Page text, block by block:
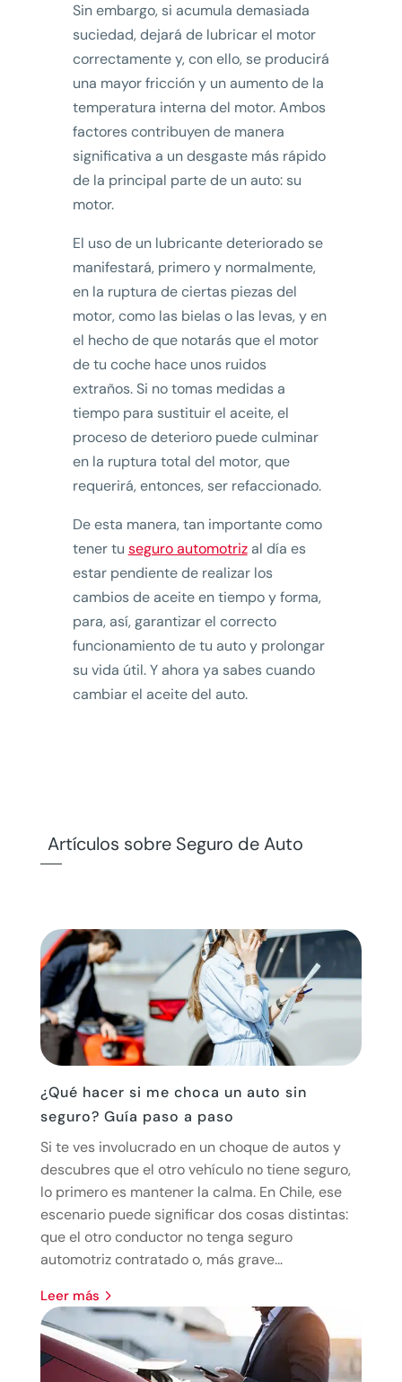
Sin embargo, si acumula demasiada
suciedad, dejará de lubricar el motor
correctamente y, con ello, se producirá
una mayor fricción y un aumento de la
temperatura interna del motor. Ambos
factores contribuyen de manera
significativa a un desgaste más rápido
de la principal parte de un auto: su
motor.
El uso de un lubricante deteriorado se
manifestará, primero y normalmente,
en la ruptura de ciertas piezas del
motor, como las bielas o las levas, y en
el hecho de que notarás que el motor
de tu coche hace unos ruidos
extraños. Si no tomas medidas a
tiempo para sustituir el aceite, el
proceso de deterioro puede culminar
en la ruptura total del motor, que
requerirá, entonces, ser refaccionado.
De esta manera, tan importante como
tener tu seguro automotrizal día es
estar pendiente de realizar los
cambios de aceite en tiempo y forma,
para, así, garantizar el correcto
funcionamiento de tu auto y prolongar
su vida útil. Y ahora ya sabes cuando
cambiar el aceite del auto.
Artículos sobre Seguro de Auto
¿Qué hacer si me choca un auto sin
seguro? Guía paso a paso
Si te ves involucrado en un choque de autos y
descubres que el otro vehículo no tiene seguro,
lo primero es mantener la calma. En Chile, ese
escenario puede significar dos cosas distintas:
que el otro conductor no tenga seguro
automotriz contratado o, más grave...
leer más